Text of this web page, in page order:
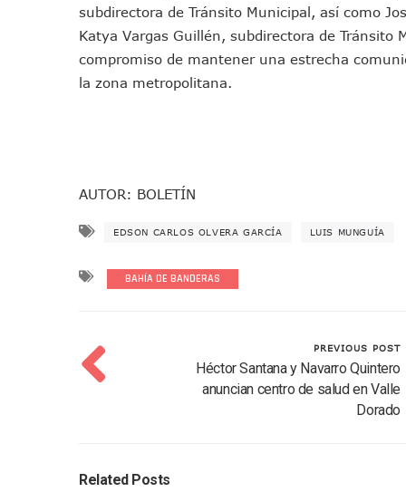
Muere Manolo Solo, Actor
Citan A Siete Integrantes
IMSS Invierte 12.6 MDP En
Hallazgo De Yareli
México Necesitaba 600 Mil
Poderoso Terremoto
Munguía Es El Sexto Mejor
subdirectora de Tránsito Municipal, así como
Katya Vargas Guillén, subdirectora de Tránsito
compromiso de mantener una estrecha
la zona metropolitana.
AUTOR: BOLETÍN
EDSON CARLOS OLVERA GARCÍA LUIS MUNGUÍA
BAHÍA DE BANDERAS
PREVIOUS POST
Héctor Santana y Navarro Quintero
anuncian centro de salud en Valle
Dorado
Related Posts